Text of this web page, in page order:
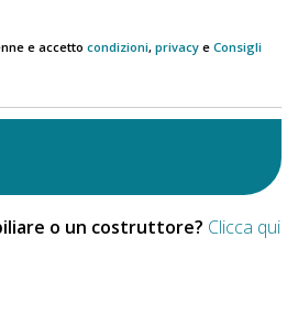
e accetto condizioni, privacy e Consigli
o un costruttore? Clicca qui